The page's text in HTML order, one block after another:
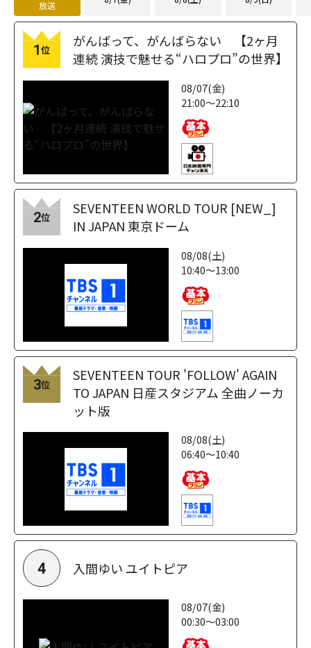
放送
1位
がんばって、がんばらない 【2ヶ月
連続 演技で魅せる“ハロプロ”の世界】
08/07(金)
21:00～22:10
2位
SEVENTEEN WORLD TOUR [NEW_]
IN JAPAN 東京ドーム
08/08(土)
10:40～13:00
3位
SEVENTEEN TOUR 'FOLLOW' AGAIN
TO JAPAN 日産スタジアム 全曲ノーカ
ット版
08/08(土)
06:40～10:40
4 入間ゆい ユイトピア
08/07(金)
00:30～03:00